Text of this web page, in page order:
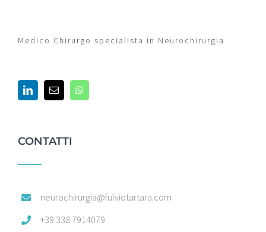
Medico Chirurgo specialista in Neurochirurgia
CONTATTI
neurochirurgia@fulviotartara.com
+39 338 7914079